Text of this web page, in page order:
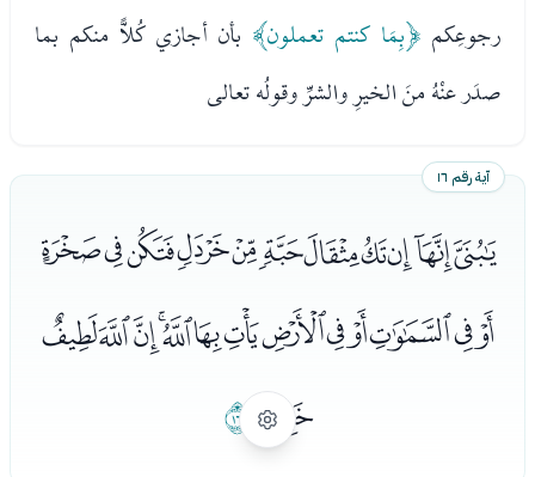
رجوعِكم ﴿بِمَا كنتم تعملون﴾ بأن أجازي كُلاًّ منكم بما
صدَر عنْهُ منَ الخيرِ والشرِّ وقولُه تعالى
آية رقم ١٦
ﮩﮪﮫﮬﮭﮮﮯﮰﮱﯓﯔ
ﯕﯖﯗﯘﯙﯚﯛﯜﯝﯞﯟﯠﯡ
ﯢﯣ